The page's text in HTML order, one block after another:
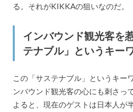
る。それがKIKKAの狙いなのだ。
インバウンド観光客を
テナブル」というキー
この「サステナブル」というキー
ンバウンド観光客の心にも刺さっ
よると、現在のゲストは日本人が